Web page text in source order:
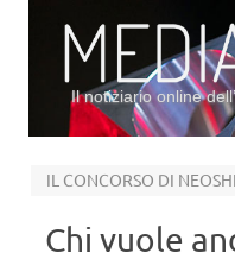
Il notiziario online
IL CONCORSO DI
Chi vuole